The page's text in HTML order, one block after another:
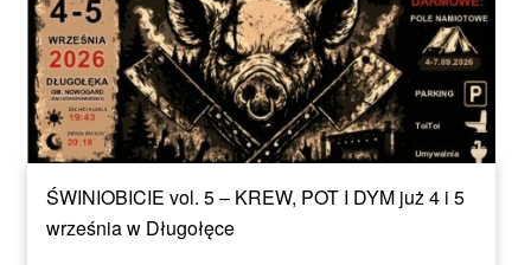
ŚWINIOBICIE vol. 5 – KREW, POT I DYM już 4 i 5
września w Długołęce